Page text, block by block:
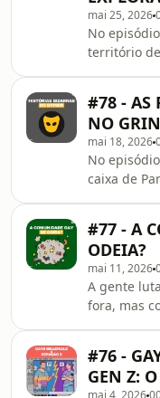
Grindr e os
o gay
pior? A
coisas ao
os apps
mai 25, 2026
No
território
(quase
homens
jovens, na
padrão é
realmente
Será que
atração
#78 - AS
NO
mai 18, 2026
No
caixa de
clickbait.
envolvendo
de filme de
episódio de
play,
e
também
#77 - A
ODEIA?
mai 11, 2026
A gente
fora, mas
hoje vamos
nós
#76 -
GEN Z:
mai 4, 2026